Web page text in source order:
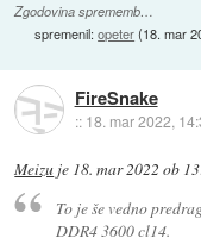
Zgodovina sprememb…
spremenil:opeter(18. mar
FireSnake
:: 18. mar 2022,
Meizu je 18. mar 2022 ob
To je še vedno
DDR4 3600 cl14.